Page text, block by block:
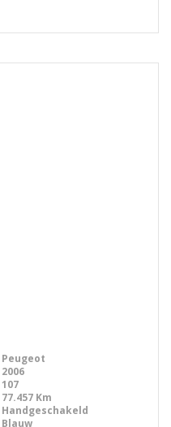
Peugeot
2006
107
77.457 Km
Handgeschakeld
Blauw